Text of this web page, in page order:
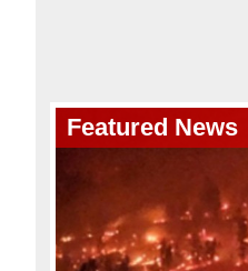
Featured News
Featured News